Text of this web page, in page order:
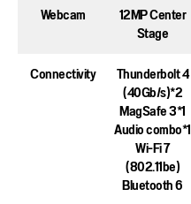
Webcam 12MP Center
Stage
Connectivity
Thunderbolt 4
(40Gb/s)*2
MagSafe 3*1
Audio combo*1
Wi-Fi 7
(802.11be)
Bluetooth 6